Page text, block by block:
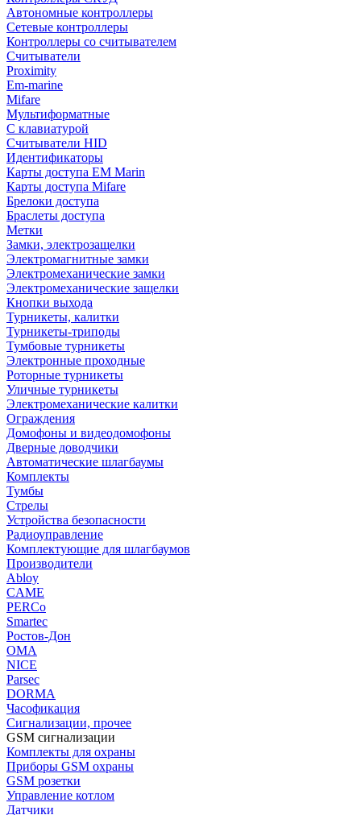
Автономные контроллеры
Сетевые контроллеры
Контроллеры со считывателем
Считыватели
Proximity
Em-marine
Mifare
Мультиформатные
С клавиатурой
Считыватели HID
Идентификаторы
Карты доступа EM Marin
Карты доступа Mifare
Брелоки доступа
Браслеты доступа
Метки
Замки, электрозащелки
Электромагнитные замки
Электромеханические замки
Электромеханические защелки
Кнопки выхода
Турникеты, калитки
Турникеты-триподы
Тумбовые турникеты
Электронные проходные
Роторные турникеты
Уличные турникеты
Электромеханические калитки
Ограждения
Домофоны и видеодомофоны
Дверные доводчики
Автоматические шлагбаумы
Комплекты
Тумбы
Стрелы
Устройства безопасности
Радиоуправление
Комплектующие для шлагбаумов
Производители
Abloy
CAME
PERCo
Smartec
Ростов-Дон
ОМА
NICE
Parsec
DORMA
Часофикация
Сигнализации, прочее
GSM сигнализации
Комплекты для охраны
Приборы GSM охраны
GSM розетки
Управление котлом
Датчики